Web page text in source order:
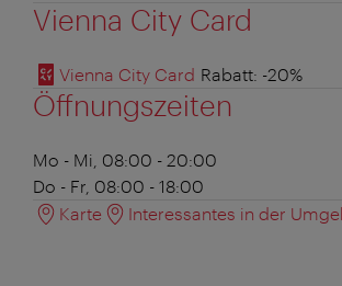
Vienna City Card
Vienna City Card Rabatt: -20%
Öffnungszeiten
Mo - Mi, 08:00 - 20:00
Do - Fr, 08:00 - 18:00
Karte
Interessantes in der